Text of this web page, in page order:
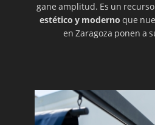
gane amplitud. Es un
estético y moderno que
en Zaragoza ponen a